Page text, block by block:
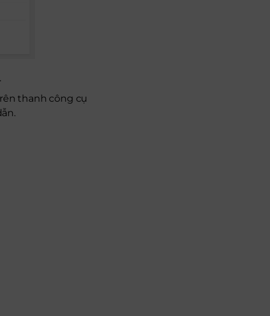
thanh công cụ